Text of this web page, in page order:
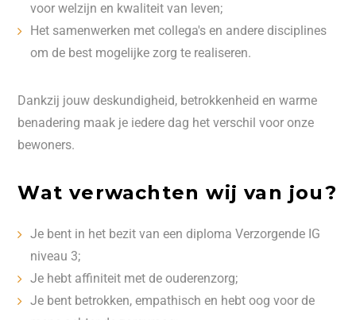
voor welzijn en kwaliteit van leven;
Het samenwerken met collega's en andere disciplines
om de best mogelijke zorg te realiseren.
Dankzij jouw deskundigheid, betrokkenheid en warme
benadering maak je iedere dag het verschil voor onze
bewoners.
Wat verwachten wij van jou?
Je bent in het bezit van een diploma Verzorgende IG
niveau 3;
Je hebt affiniteit met de ouderenzorg;
Je bent betrokken, empathisch en hebt oog voor de